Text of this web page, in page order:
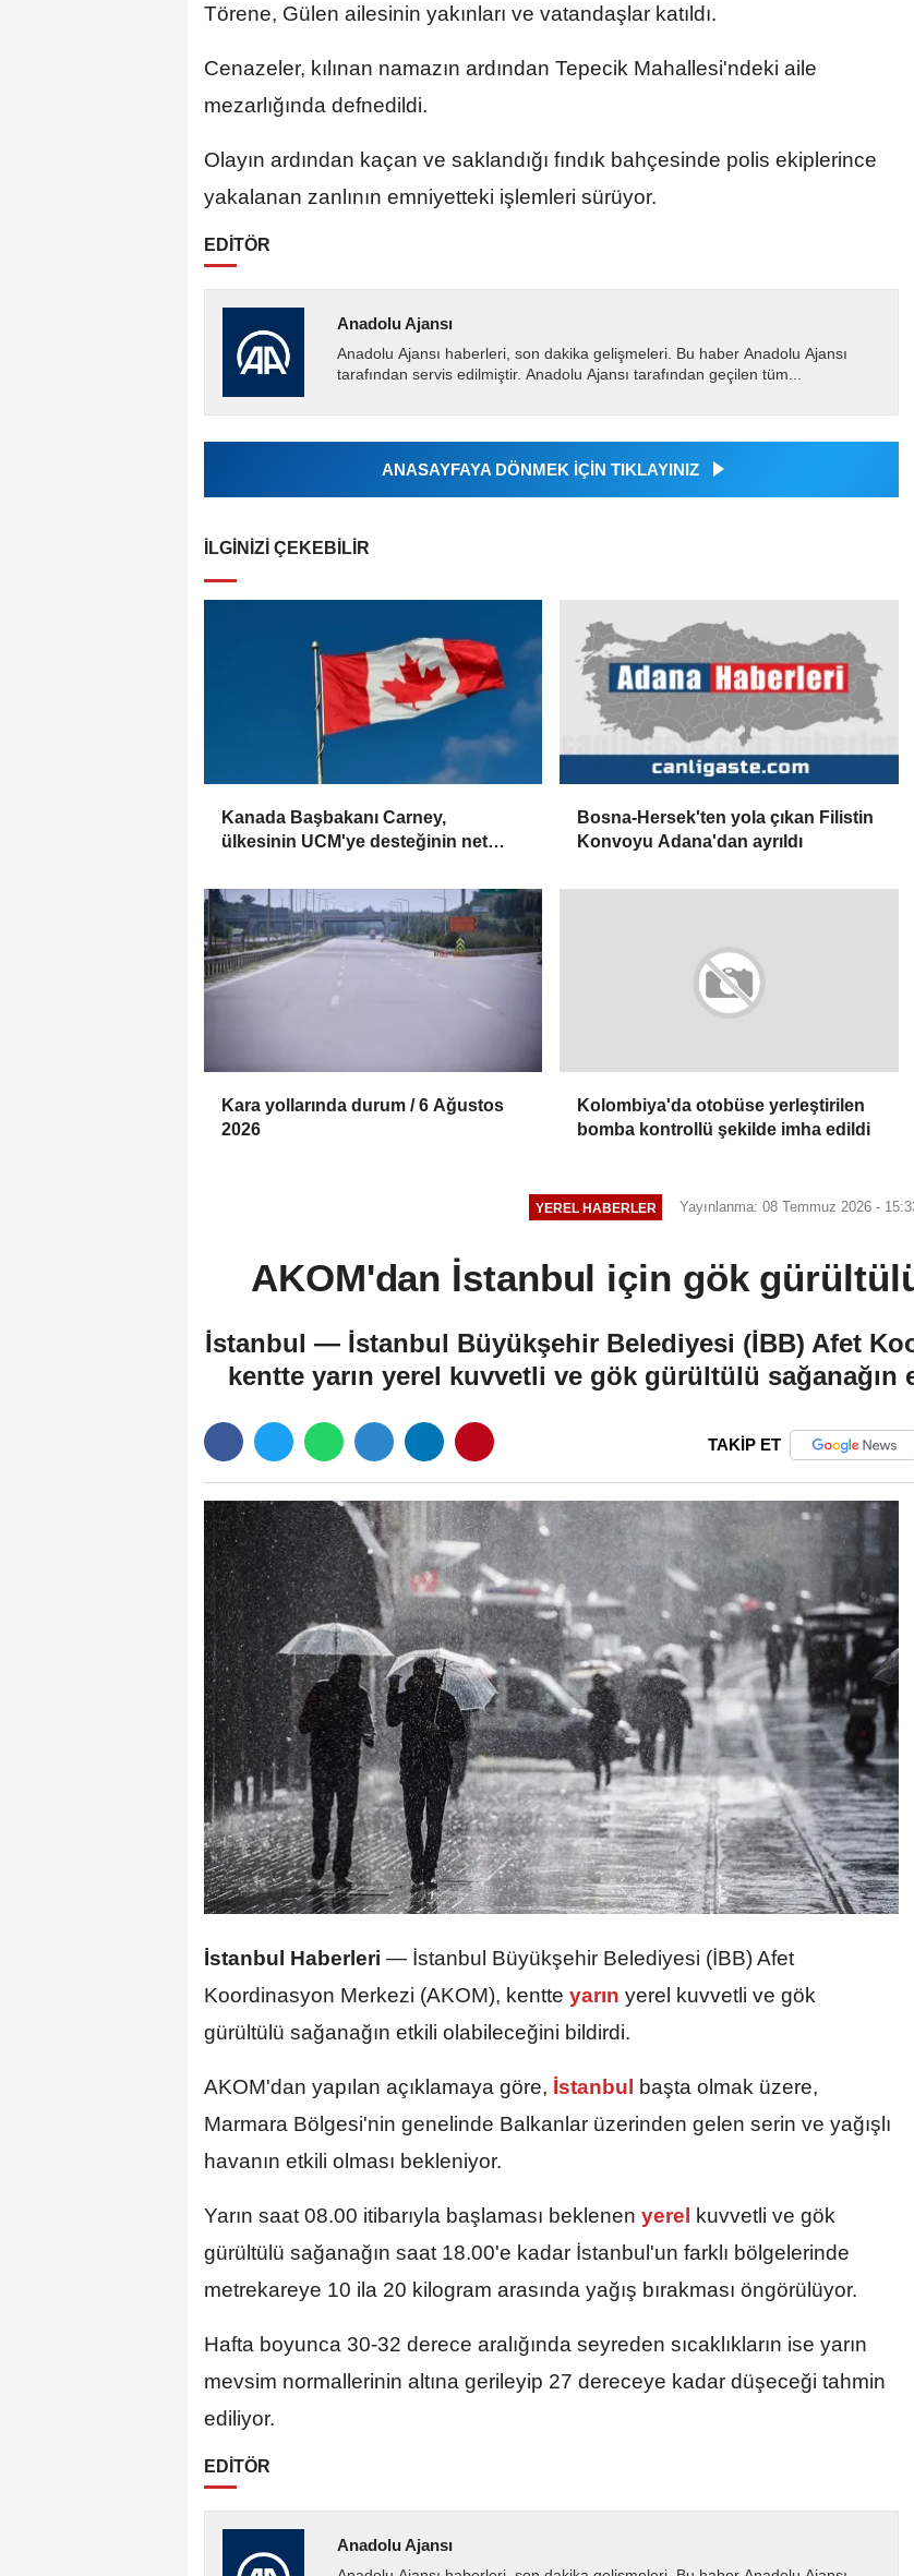
Törene, Gülen ailesinin yakınları ve vatandaşlar katıldı.
Cenazeler, kılınan namazın ardından Tepecik Mahallesi'ndeki aile
mezarlığında defnedildi.
Olayın ardından kaçan ve saklandığı fındık bahçesinde polis ekiplerince
yakalanan zanlının emniyetteki işlemleri sürüyor.
EDİTÖR
Anadolu Ajansı
Anadolu Ajansı haberleri, son dakika gelişmeleri. Bu haber Anadolu Ajansı
tarafından servis edilmiştir. Anadolu Ajansı tarafından geçilen tüm...
ANASAYFAYA DÖNMEK İÇİN TIKLAYINIZ
İLGINIZI ÇEKEBILIR
Kanada Başbakanı Carney,
ülkesinin UCM'ye desteğinin net
Bosna-Hersek'ten yola çıkan Filistin
Konvoyu Adana'dan ayrıldı
Kara yollarında durum / 6 Ağustos
2026
Kolombiya'da otobüse yerleştirilen
bomba kontrollü şekilde imha edildi
YEREL HABERLER Yayınlanma: 08 Temmuz 2026 -
AKOM'dan İstanbul için gök
İstanbul — İstanbul Büyükşehir Belediyesi (İBB) Afet
kentte yarın yerel kuvvetli ve gök gürültülü
TAKİP ET
İstanbul Haberleri — İstanbul Büyükşehir Belediyesi (İBB) Afet
Koordinasyon Merkezi (AKOM), kentte yarın yerel kuvvetli ve gök
gürültülü sağanağın etkili olabileceğini bildirdi.
AKOM'dan yapılan açıklamaya göre, İstanbul başta olmak üzere,
Marmara Bölgesi'nin genelinde Balkanlar üzerinden gelen serin ve yağışlı
havanın etkili olması bekleniyor.
Yarın saat 08.00 itibarıyla başlaması beklenen yerel
kuvvetli ve gök
gürültülü sağanağın saat 18.00'e kadar İstanbul'un farklı bölgelerinde
metrekareye 10 ila 20 kilogram arasında yağış bırakması öngörülüyor.
Hafta boyunca 30-32 derece aralığında seyreden sıcaklıkların ise yarın
mevsim normallerinin altına gerileyip 27 dereceye kadar düşeceği tahmin
ediliyor.
EDİTÖR
Anadolu Ajansı